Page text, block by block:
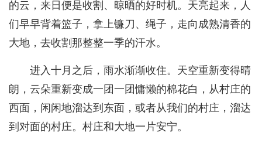
的云，来日便是收割、晾晒的好时机。天亮起来，人
们早早背着篮子，拿上镰刀、绳子，走向成熟清香的
大地，去收割那整整一季的汗水。
进入十月之后，雨水渐渐收住。天空重新变得晴
朗，云朵重新变成一团一团慵懒的棉花白，从村庄的
西面，闲闲地溜达到东面，或者从我们的村庄，溜达
到对面的村庄。村庄和大地一片安宁。